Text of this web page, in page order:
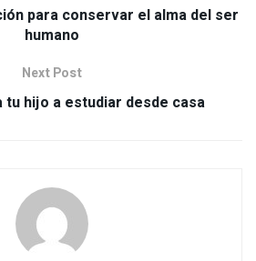
para conservar el alma del ser
humano
Next Post
tu hijo a estudiar desde casa